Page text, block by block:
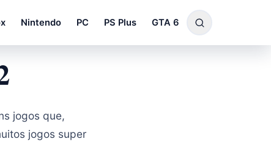
Nintendo PC PS Plus GTA 6
jogos que,
jogos super